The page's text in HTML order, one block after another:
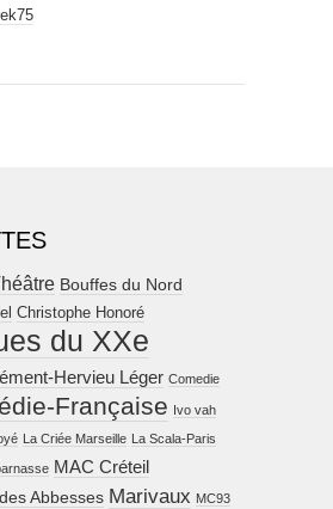
Bouffes du Nord
Christophe Honoré
du XXe
Hervieu Léger Comedie
Française Ivo vah
La Criée Marseille La Scala-Paris
MAC Créteil
Abbesses Marivaux MC93